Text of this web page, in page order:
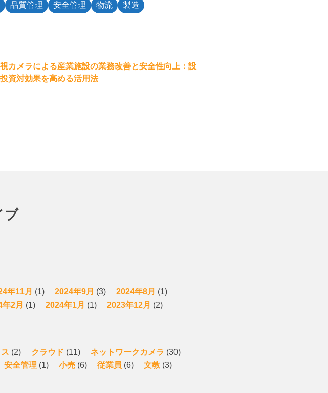
品質管理 安全管理 物流 製造
カメラによる産業施設の業務改善と安全性向上：設
資対効果を高める活用法
ブ
年11月 (1) 2024年9月 (3) 2024年8月 (1)
2月 (1) 2024年1月 (1) 2023年12月 (2)
(2) クラウド (11) ネットワークカメラ (30)
安全管理 (1) 小売 (6) 従業員 (6) 文教 (3)